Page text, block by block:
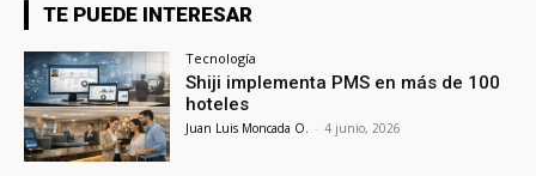
TE PUEDE INTERESAR
Tecnología
Shiji implementa PMS en más de 100
hoteles
Juan Luis Moncada O. - 4 junio, 2026